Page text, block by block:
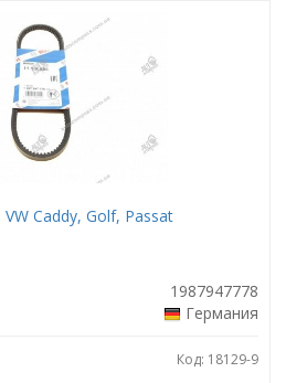
Caddy, Golf, Passat
1987947778
Германия
Код: 18129-9